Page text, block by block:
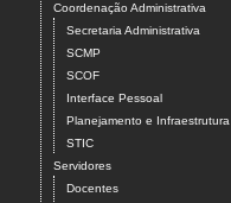
Coordenação Administrativa
Secretaria Administrativa
SCMP
SCOF
Interface Pessoal
Planejamento e Infraestrutura
STIC
Servidores
Docentes